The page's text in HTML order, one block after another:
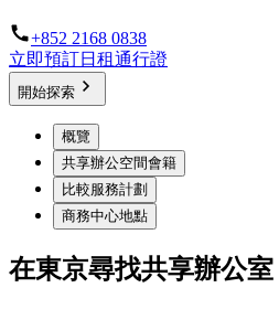
+852 2168 0838
立即預訂日租通行證
開始探索
概覽
共享辦公空間會籍
比較服務計劃
商務中心地點
在東京尋找共享辦公室